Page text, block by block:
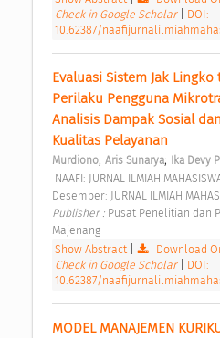
Check in Google Scholar
DOI:
10.62387/
Evaluasi Sistem Jak
Perilaku Pengguna
Analisis Dampak Sosial
Kualitas Pelayanan
Murdiono; Aris Sunarya; Ika Devy
Desember: JURNAL ILMIAH
Publisher : Pusat Penelitian dan
Majenang
Show Abstract| Download
Check in Google Scholar
DOI:
10.62387/
MODEL MANAJEMEN